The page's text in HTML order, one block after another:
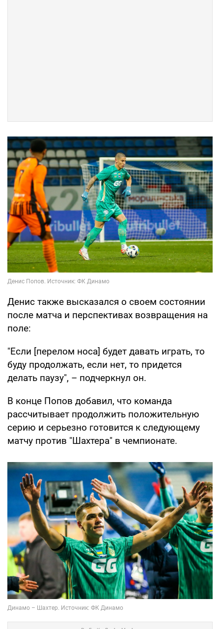
Денис также высказался о своем состоянии
после матча и перспективах возвращения на
поле:
"Если [перелом носа] будет давать играть, то
буду продолжать, если нет, то придется
делать паузу", – подчеркнул он.
В конце Попов добавил, что команда
рассчитывает продолжить положительную
серию и серьезно готовится к следующему
матчу против "Шахтера" в чемпионате.